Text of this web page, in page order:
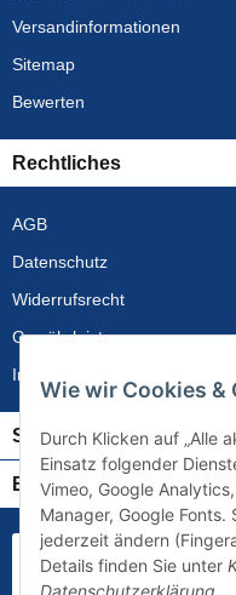
Versandinformationen
Sitemap
Bewerten
Rechtliches
AGB
Datenschutz
Widerrufsrecht
Gewährleistung
Impressum
Service
Bezahlung & Versand
Wie wir Cookies &
Durch Klicken auf „Alle
Einsatz folgender
Vimeo, Google
Manager, Google Fonts.
jederzeit ändern
Details finden Sie unter